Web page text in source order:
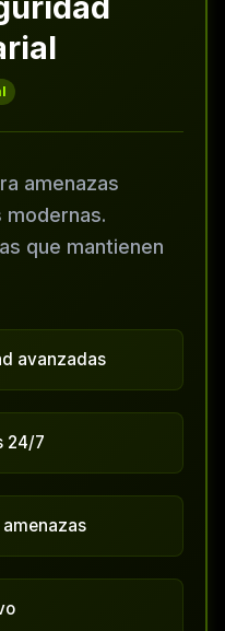
amenazas
modernas.
que mantienen
avanzadas
24/7